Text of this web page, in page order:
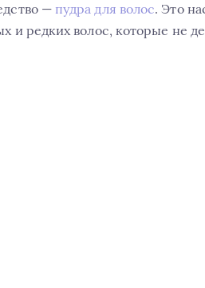
— пудра для волос. Это
и редких волос, которые не